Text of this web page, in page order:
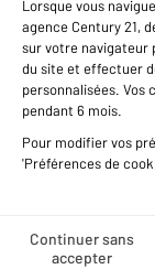
minutes
38m²